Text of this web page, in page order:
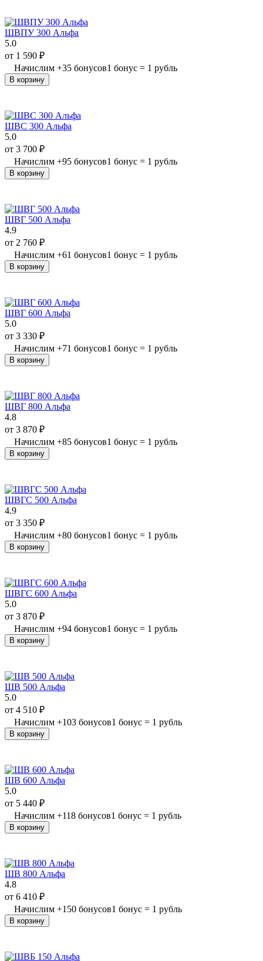
ШВПУ 300 Альфа
5.0
от 1 590 ₽
Начислим +35 бонусов1 бонус = 1 рубль
В корзину
ШВС 300 Альфа
5.0
от 3 700 ₽
Начислим +95 бонусов1 бонус = 1 рубль
В корзину
ШВГ 500 Альфа
4.9
от 2 760 ₽
Начислим +61 бонусов1 бонус = 1 рубль
В корзину
ШВГ 600 Альфа
5.0
от 3 330 ₽
Начислим +71 бонусов1 бонус = 1 рубль
В корзину
ШВГ 800 Альфа
4.8
от 3 870 ₽
Начислим +85 бонусов1 бонус = 1 рубль
В корзину
ШВГС 500 Альфа
4.9
от 3 350 ₽
Начислим +80 бонусов1 бонус = 1 рубль
В корзину
ШВГС 600 Альфа
5.0
от 3 870 ₽
Начислим +94 бонусов1 бонус = 1 рубль
В корзину
ШВ 500 Альфа
5.0
от 4 510 ₽
Начислим +103 бонусов1 бонус = 1 рубль
В корзину
ШВ 600 Альфа
5.0
от 5 440 ₽
Начислим +118 бонусов1 бонус = 1 рубль
В корзину
ШВ 800 Альфа
4.8
от 6 410 ₽
Начислим +150 бонусов1 бонус = 1 рубль
В корзину